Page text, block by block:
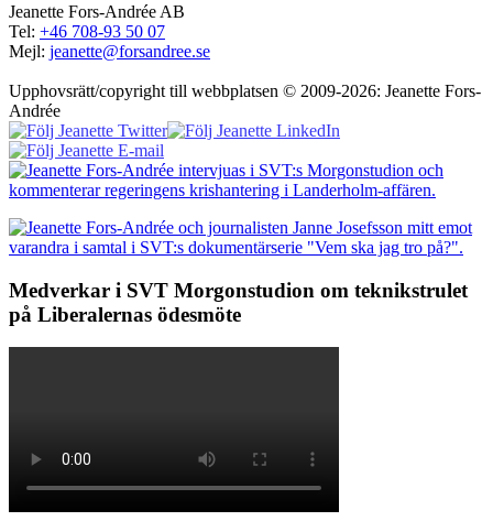
Jeanette Fors-Andrée AB
Tel: +46 708-93 50 07
Mejl: jeanette@forsandree.se
Upphovsrätt/copyright till webbplatsen © 2009-2026: Jeanette Fors-
Andrée
Medverkar i SVT Morgonstudion om teknikstrulet
på Liberalernas ödesmöte